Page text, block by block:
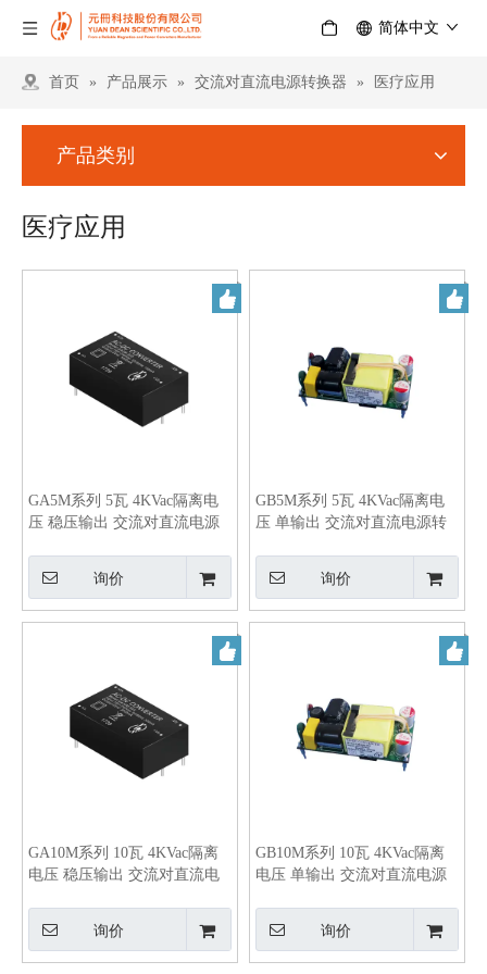
简体中文
首页 » 产品展示 » 交流对直流电源转换器 » 医疗应用
产品类别
医疗应用
GA5M系列 5瓦 4KVac隔离电
压 稳压输出 交流对直流电源
询价
GB5M系列 5瓦 4KVac隔离电
压 单输出 交流对直流电源转
询价
GA10M系列 10瓦 4KVac隔离
电压 稳压输出 交流对直流电
询价
GB10M系列 10瓦 4KVac隔离
电压 单输出 交流对直流电源
询价